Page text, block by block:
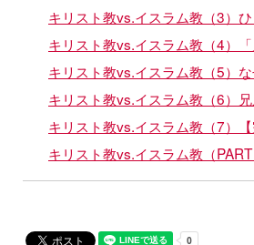
キリスト教vs.イスラム教（3）
キリスト教vs.イスラム教（4）
キリスト教vs.イスラム教（5）
キリスト教vs.イスラム教（6）
キリスト教vs.イスラム教（7）
キリスト教vs.イスラム教（